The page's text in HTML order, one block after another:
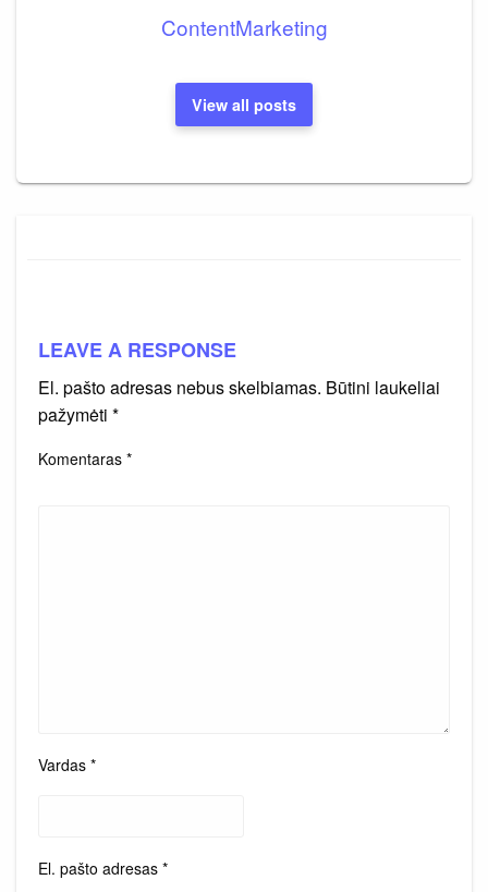
ContentMarketing
View all posts
LEAVE A RESPONSE
El. pašto adresas nebus skelbiamas. Būtini laukeliai
pažymėti *
Komentaras *
Vardas *
El. pašto adresas *